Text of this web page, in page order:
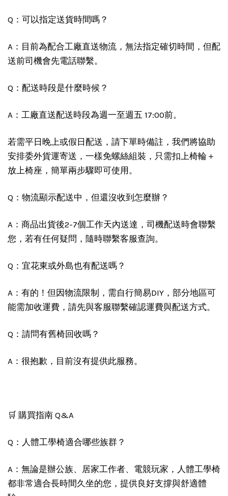
Q：可以指定送貨時間嗎？
A：目前為配合工廠直送物流，無法指定確切時間，但配
送前司機會先電話聯繫。
Q：配送時段是什麼時候？
A：工廠直送配送時段為週一至週五 17:00前。
若需平日晚上或假日配送，請下單時備註，我們將協助
安排委外貨運寄送，一樣免螺絲組裝，只需扣上椅輪＋
放上椅座，簡單兩步驟即可使用。
Q：物流顯示配送中，但還沒收到怎麼辦？
A：商品出貨後2-7個工作天內送達，司機配送時會聯繫
您，若有任何疑問，隨時聯繫客服查詢。
Q：宜花東或外島也有配送嗎？
A：有的！但因物流限制，需自行簡易DIY，部分地區可
能需加收運費，請先與客服聯繫確認運費與配送方式。
Q：請問有舊椅回收嗎？
A：很抱歉，目前沒有提供此服務。
🛒 購買指南 Q&A
Q：人體工學椅適合哪些族群？
A：無論是辦公族、居家工作者、電競玩家，人體工學椅
都非常適合長時間久坐的您，提供良好支撐與舒適體